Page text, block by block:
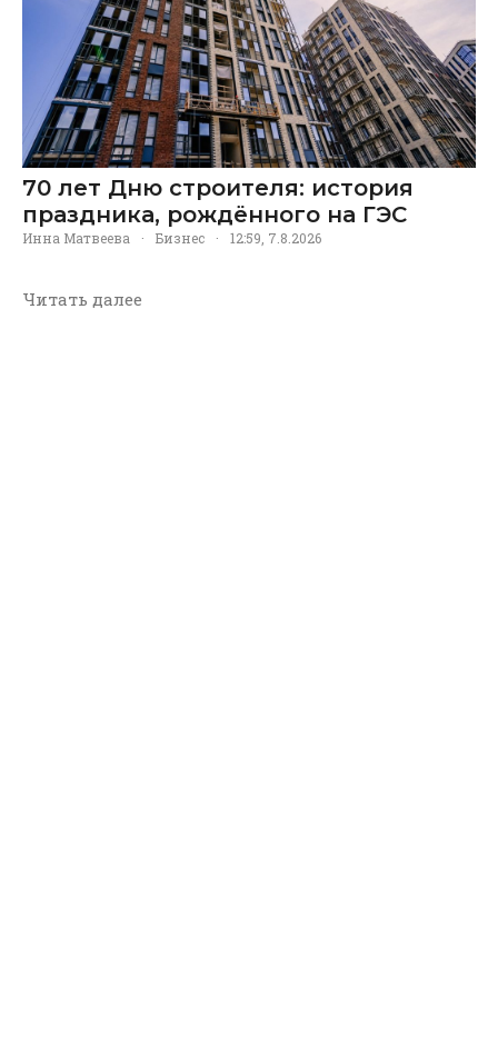
70 лет Дню строителя: история
праздника, рождённого на ГЭС
Инна Матвеева · Бизнес · 12:59, 7.8.2026
Читать далее